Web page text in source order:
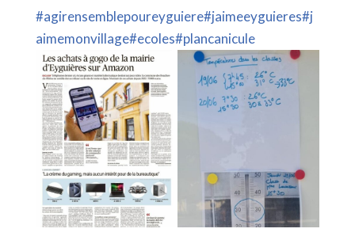
#agirensemblepoureyguiere#jaimeeyguieres#j
aimemonvillage#ecoles#plancanicule